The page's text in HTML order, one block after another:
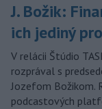
J. Božik:
ich jediný
V relácii Štúdio
rozprával s
Jozefom Božikom.
podcastových